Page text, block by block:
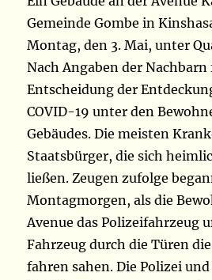
Gemeinde Gombe in
Montag, den 3. Mai, unter
Nach Angaben der Nachbarn
Entscheidung der
COVID-19 unter den
Gebäudes. Die meisten
Staatsbürger, die sich
ließen. Zeugen zufolge
Montagmorgen, als die
Avenue das Polizeifahrzeug
Fahrzeug durch die Türen
fahren sahen. Die Polizei und